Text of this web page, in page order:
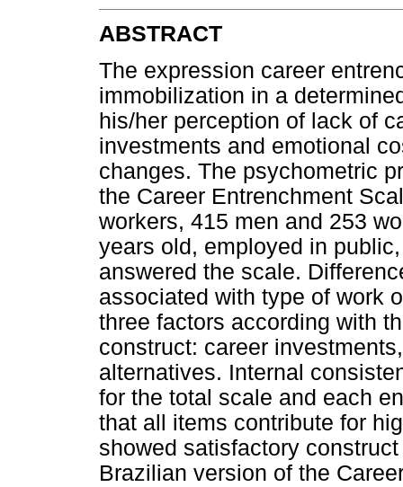
ABSTRACT
The expression career
immobilization in a
his/her perception of lack of
investments and emotional
changes. The psychometric
the Career Entrenchment
workers, 415 men and 253
years old, employed in
answered the scale.
associated with type of work
three factors according with
construct: career
alternatives. Internal
for the total scale and each
that all items contribute for
showed satisfactory
Brazilian version of the